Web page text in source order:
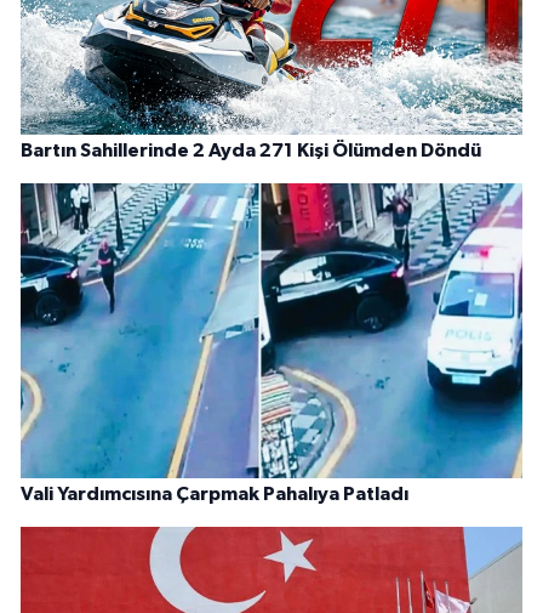
Bartın Sahillerinde 2 Ayda 271 Kişi Ölümden Döndü
Vali Yardımcısına Çarpmak Pahalıya Patladı